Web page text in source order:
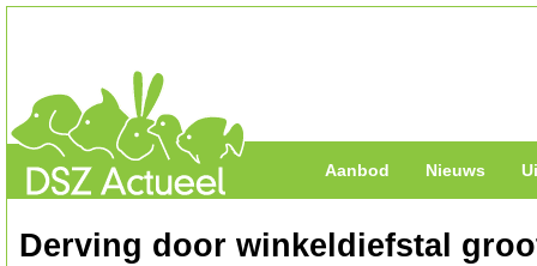
Aanbod Nieuws
Derving door winkeldiefstal